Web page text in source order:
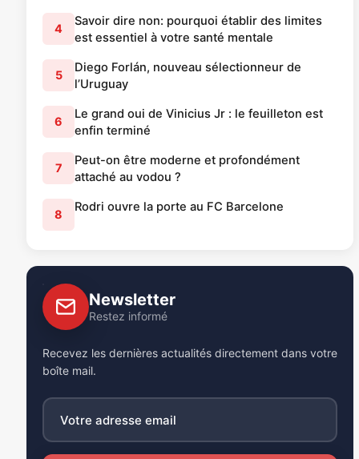
4
Savoir dire non: pourquoi établir des limites
est essentiel à votre santé mentale
5
Diego Forlán, nouveau sélectionneur de
l’Uruguay
6
Le grand oui de Vinicius Jr : le feuilleton est
enfin terminé
7
Peut-on être moderne et profondément
attaché au vodou ?
8
Rodri ouvre la porte au FC Barcelone
Newsletter
Restez informé
Recevez les dernières actualités directement dans votre
boîte mail.